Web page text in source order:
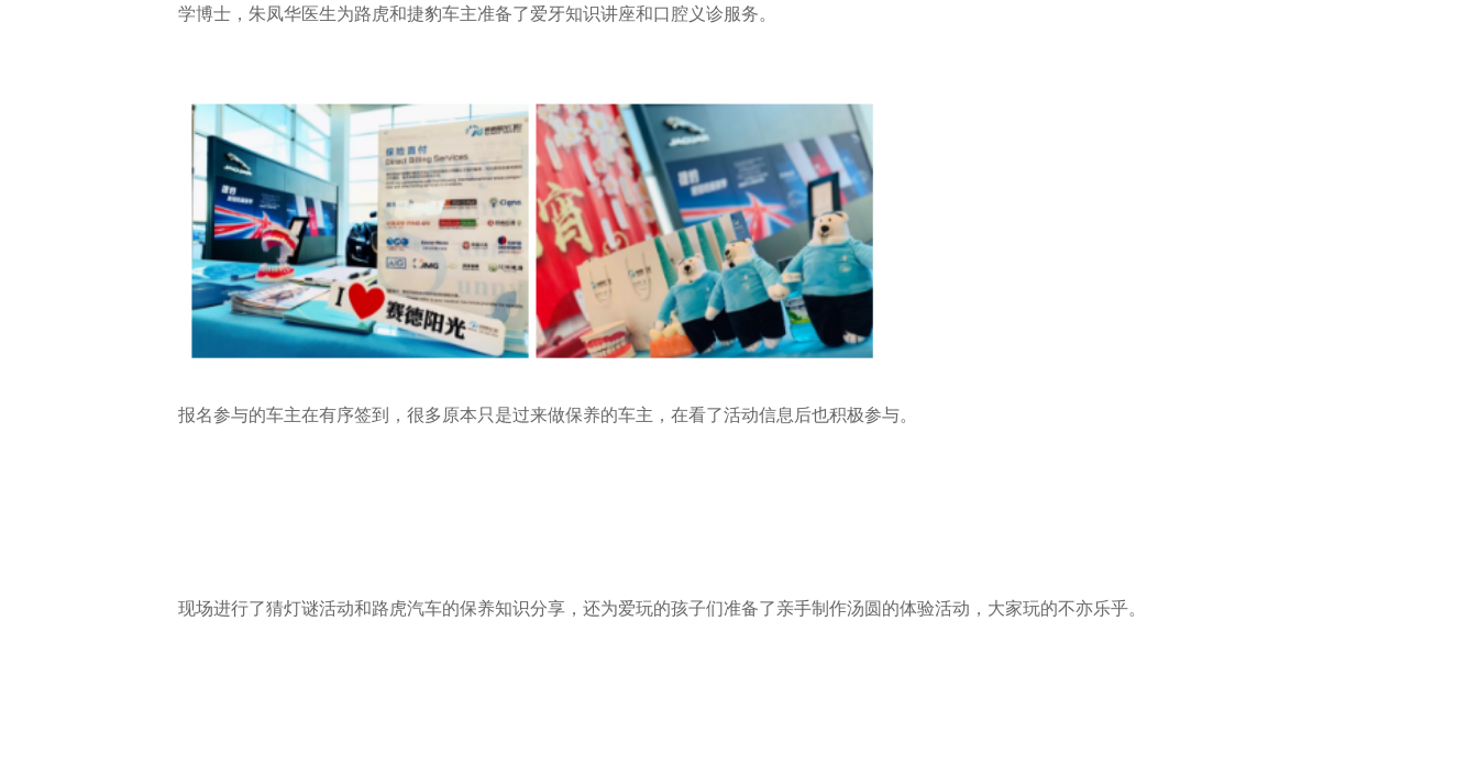
学博士，朱凤华医生为路虎和捷豹车主准备了爱牙知识讲座和口腔义诊服务。
报名参与的车主在有序签到，很多原本只是过来做保养的车主，在看了活动信息后也积极参与。
现场进行了猜灯谜活动和路虎汽车的保养知识分享，还为爱玩的孩子们准备了亲手制作汤圆的体验活动，大家玩的不亦乐乎。